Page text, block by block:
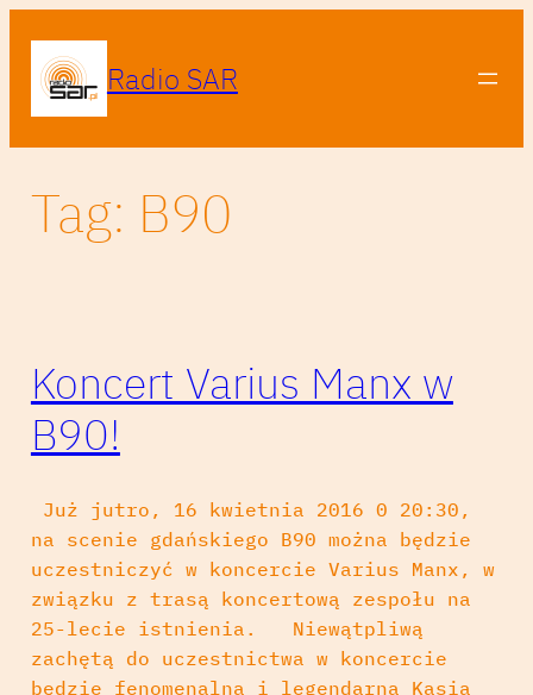
treści
Radio SAR
Tag: B90
Koncert Varius Manx w
B90!
Już jutro, 16 kwietnia 2016 0 20:30,
na scenie gdańskiego B90 można będzie
uczestniczyć w koncercie Varius Manx, w
związku z trasą koncertową zespołu na
25-lecie istnienia. Niewątpliwą
zachętą do uczestnictwa w koncercie
będzie fenomenalna i legendarna Kasia